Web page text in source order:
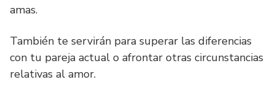
amas.
También te servirán para superar las diferencias
con tu pareja actual o afrontar otras circunstancias
relativas al amor.